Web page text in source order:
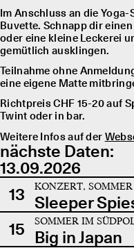
Im Anschluss an die
Buvette. Schnapp dir
oder eine kleine Leckerei
gemütlich ausklingen.
Teilnahme ohne
eine eigene Matte
Richtpreis CHF 15-20 auf
Twint oder in bar.
Weitere Infos auf der
nächste Daten:
13.09.2026
13
KONZERT,
Sleeper
15
SOMMER IM
Big in Japan